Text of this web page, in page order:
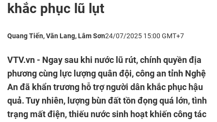
khắc phục lũ lụt
Quang Tiến, Văn Lang, Lâm Sơn24/07/2025 15:00 GMT+7
VTV.vn - Ngay sau khi nước lũ rút, chính quyền địa
phương cùng lực lượng quân đội, công an tỉnh Nghệ
An đã khẩn trương hỗ trợ người dân khắc phục hậu
quả. Tuy nhiên, lượng bùn đất tồn đọng quá lớn, tình
trạng mất điện, thiếu nước sinh hoạt khiến công tác